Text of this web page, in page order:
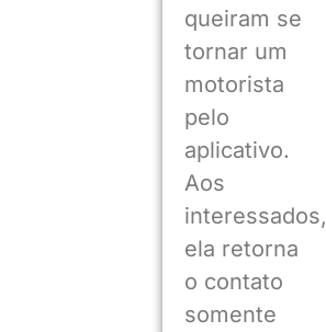
queiram se
tornar um
motorista
pelo
aplicativo.
Aos
interessados,
ela retorna
o contato
somente